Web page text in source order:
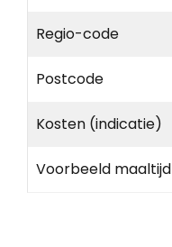
Regio-code
Postcode
Kosten (indicatie)
Voorbeeld maaltijd